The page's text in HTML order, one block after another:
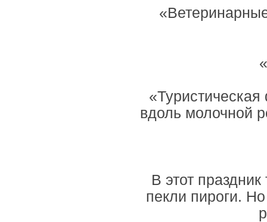
вдоль молочной
В этот
пекли пироги.